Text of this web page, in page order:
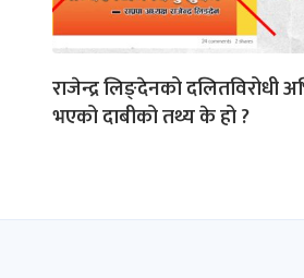
राजेन्द्र लिङ्देनको दलितविरोधी
भएको दाबीको तथ्य के हो ?